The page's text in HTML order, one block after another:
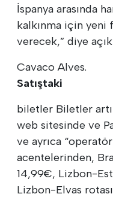
İspanya arasında
kalkınma için yeni
verecek,” diye
Cavaco Alves.
Satıştaki
biletler Biletler
web sitesinde ve
ve ayrıca
acentelerinden,
14,99€, Lizbon-
Lizbon-Elvas